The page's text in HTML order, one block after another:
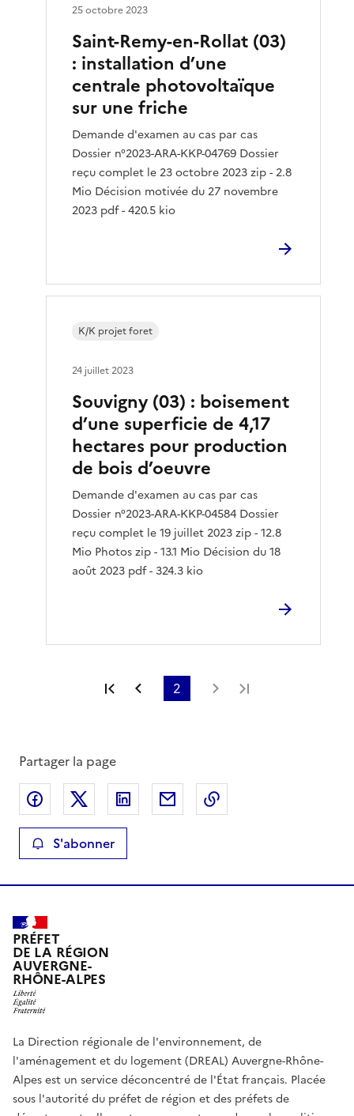
Saint-Remy-en-Rollat (03)
: installation d’une
centrale photovoltaïque
sur une friche
Demande d'examen au cas par cas
Dossier n°2023-ARA-KKP-04769 Dossier
reçu complet le 23 octobre 2023 zip - 2.8
Mio Décision motivée du 27 novembre
2023 pdf - 420.5 kio
25 octobre 2023
Souvigny (03) : boisement
d’une superficie de 4,17
hectares pour production
de bois d’oeuvre
Demande d'examen au cas par cas
Dossier n°2023-ARA-KKP-04584 Dossier
reçu complet le 19 juillet 2023 zip - 12.8
Mio Photos zip - 13.1 Mio Décision du 18
août 2023 pdf - 324.3 kio
K/K projet foret
24 juillet 2023
Première page
Page précédente
2 Page suivante
Partager la page
Partager sur Facebook
Partager sur XPartager sur LinkedIn
Partager par email
S'abonner
PRÉFET
DE LA RÉGION
AUVERGNE-
RHÔNE-ALPES
La Direction régionale de l'environnement, de
l'aménagement et du logement (DREAL) Auvergne-Rhône-
Alpes est un service déconcentré de l'État français. Placée
sous l'autorité du préfet de région et des préfets de